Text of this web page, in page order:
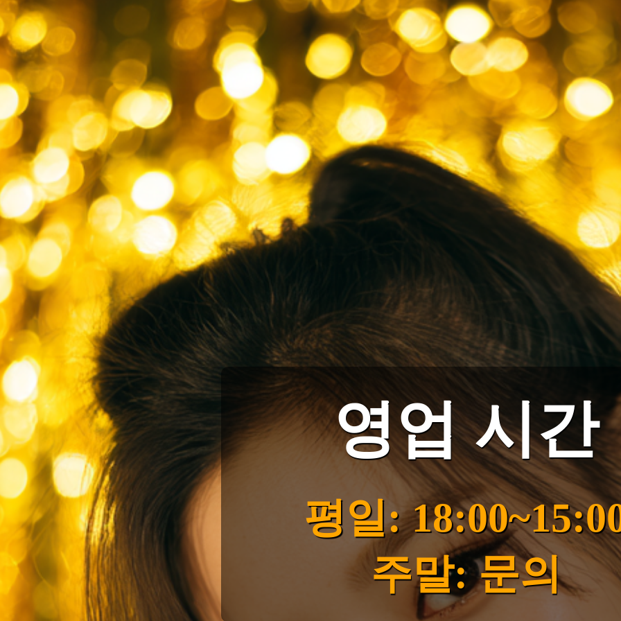
영업 시간
평일:
주말: 문의